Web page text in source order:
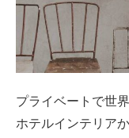
プライベートで世
ホテルインテリア